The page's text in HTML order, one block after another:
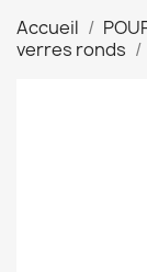
Accueil
verres ronds